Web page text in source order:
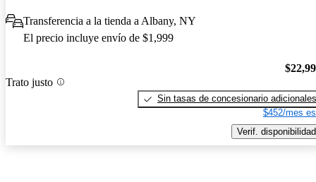
Transferencia a la tienda a Albany, NY
El precio incluye envío de $1,999
Trato justo
Sin tasas de concesionario adicionales
$452/mes
Verif. disponibilidad